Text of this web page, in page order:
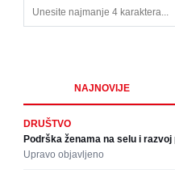
NAJNOVIJE
DRUŠTVO
Podrška ženama na selu i
Upravo objavljeno